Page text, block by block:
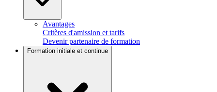
Avantages
Critères d'amission et tarifs
Devenir partenaire de formation
Formation initiale et continue